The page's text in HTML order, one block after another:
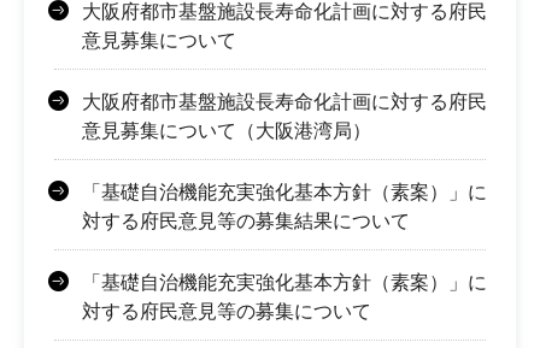
大阪府都市基盤施設長寿命化計画に対する府民
意見募集について
大阪府都市基盤施設長寿命化計画に対する府民
意見募集について（大阪港湾局）
「基礎自治機能充実強化基本方針（素案）」に
対する府民意見等の募集結果について
「基礎自治機能充実強化基本方針（素案）」に
対する府民意見等の募集について